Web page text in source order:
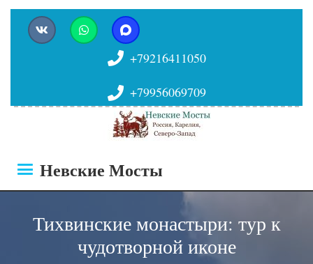
+79216411050
+79956069709
Невские Мосты
Тихвинские монастыри: тур к
чудотворной иконе